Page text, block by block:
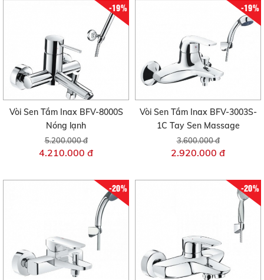
-19%
Vòi Sen Tắm Inax BFV-8000S
Nóng lạnh
5.200.000 đ
4.210.000 đ
-19%
Vòi Sen Tắm Inax BFV-3003S-
1C Tay Sen Massage
3.600.000 đ
2.920.000 đ
-20% -20%